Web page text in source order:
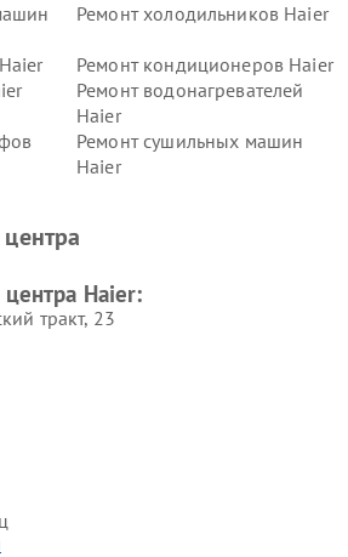
Ремонт холодильников Haier
Ремонт кондиционеров Haier
Ремонт водонагревателей
Haier
Ремонт сушильных машин
Haier
Ремонт посудомоечных
Haier:
тракт, 23